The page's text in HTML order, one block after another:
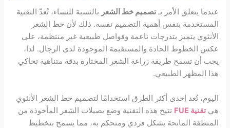
عندما يتعلق الأمر بـتصميم خط الشعر بالنسبة للنساء، تُعدّ التقنية
المستخدمة بنفس أهمية التصميم نفسه. ذلك لأن خط الشعر
الأنثوي يتميز بتدرجات ناعمة وفواصل طبيعية غير منتظمة، على
عكس الخطوط الحادة والمستقيمة الموجودة لدى الرجال. لذا،
يجب أن تسمح طريقة زراعة الشعر المختارة بدقة متناهية تحاكي
هذا المظهر الطبيعي.
اليوم، تُعد إحدى أكثر الطرق استخدامًا لتصميم خط الشعر الأنثوي
هيتقنية FUE
تتيح هذه التقنية وضع بصيلات الشعر المأخوذة من
المنطقة المانحة بشكل فردي ومتحكم به، مما يسمح بتخطيط